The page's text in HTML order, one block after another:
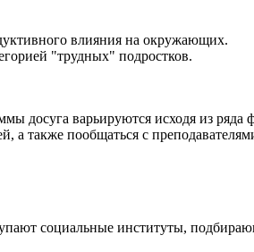
влияния на окружающих.
"трудных" подростков.
досуга варьируются исходя из ряда
также пообщаться с
социальные институты,